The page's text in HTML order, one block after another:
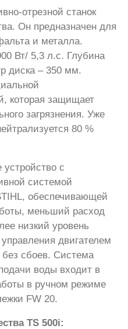
отрезной станок
Он предназначен для
и металла.
Вт/ 5,3 л.с. Глубина
диска – 350 мм.
которая защищает
загрязнения. Уже
80 %
устройство с
системой
обеспечивающей
меньший расход
низкий уровень
двигателем
без сбоев. Система
воды входит в
в ручном режиме
FW 20.
TS 500i: